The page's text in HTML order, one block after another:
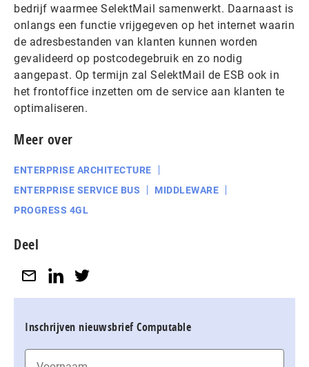
bedrijf waarmee SelektMail samenwerkt. Daarnaast is
onlangs een functie vrijgegeven op het internet waarin
de adresbestanden van klanten kunnen worden
gevalideerd op postcodegebruik en zo nodig
aangepast. Op termijn zal SelektMail de ESB ook in
het frontoffice inzetten om de service aan klanten te
optimaliseren.
Meer over
ENTERPRISE ARCHITECTURE
ENTERPRISE SERVICE BUS
MIDDLEWARE
PROGRESS 4GL
Deel
Inschrijven nieuwsbrief Computable